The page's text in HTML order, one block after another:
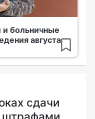
и больничные
августа
сдачи
штрафами